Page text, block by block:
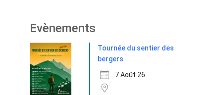
Evènements
Tournée du sentier des
bergers
7 Août 26